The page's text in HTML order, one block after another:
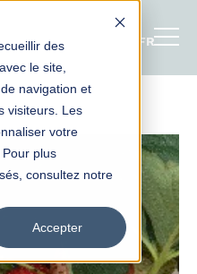
des
le site,
navigation et
visiteurs. Les
votre
plus
consultez notre
Accepter